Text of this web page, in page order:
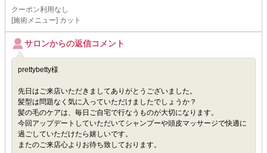
クーポン利用なし
[施術メニュー] カット
サロンからの返信コメント
prettybetty様
先日はご来店いただきましてありがとうございました。
髪型は問題なく気に入っていただけましたでしょうか？
髪の毛のケアは、毎日ご自宅で行なうものが大切になります。
今回アップデートしていただいてシャンプーや頭皮マッサージで快適に
過ごしていただけたら嬉しいです。
またのご来店心よりお待ち致しております。